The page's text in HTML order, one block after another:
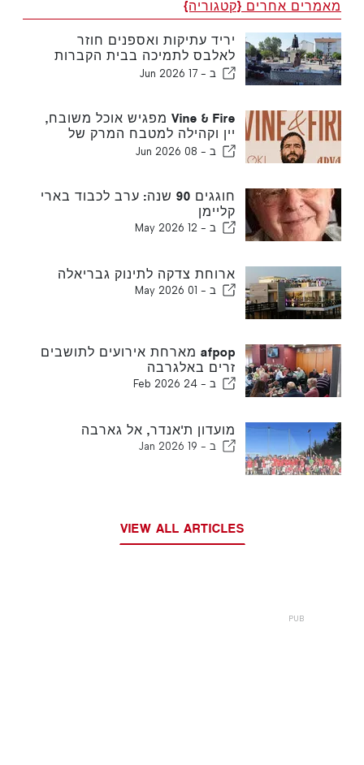
מאמרים אחרים {קטגוריה}
יריד עתיקות ואספנים חוזר
לאלבס לתמיכה בבית הקברות
הבריטי
ב - 17 Jun 2026
Vine & Fire מפגיש אוכל משובח,
יין וקהילה למטבח המרק של
פורטימאו
ב - 08 Jun 2026
חוגגים 90 שנה: ערב לכבוד בארי
קליימן
ב - 12 May 2026
ארוחת צדקה לתינוק גבריאלה
ב - 01 May 2026
afpop מארחת אירועים לתושבים
זרים באלגרבה
ב - 24 Feb 2026
מועדון ת'אנדר, אל גארבה
ב - 19 Jan 2026
VIEW ALL ARTICLES